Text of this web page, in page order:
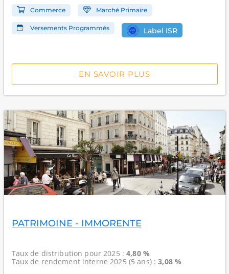
Commerce Marché Primaire
Versements Programmés Label ISR
EN SAVOIR PLUS
PATRIMOINE - IMMORENTE
Taux de distribution pour 2025 :4,80 %
Taux de rendement interne2025 (5 ans) :3,08 %